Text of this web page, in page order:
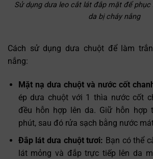
Sử dụng dưa leo cắt lát đắp mặt để phục
da bị cháy nắng
Cách sử dụng dưa chuột để làm
nắng:
Mặt nạ dưa chuột và nước cốt
ép dưa chuột với 1 thìa nước cốt
đều hỗn hợp lên da. Giữ hỗn hợp
phút, sau đó rửa sạch bằng nước
Đắp lát dưa chuột tươi: Bạn có thể
lát mỏng và đắp trực tiếp lên da